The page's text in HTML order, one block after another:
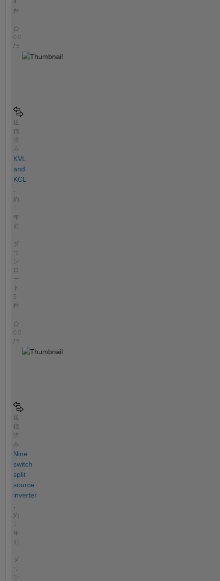
4
件
|
0.0
/ 5
送
信
済
み
KVL
and
KCL
約
1
年
前
|
ダ
ウ
ン
ロ
ー
ド
6
件
|
0.0
/ 5
送
信
済
み
Nine
switch
split
source
inverter
約
1
年
前
|
ダ
ウ
ン